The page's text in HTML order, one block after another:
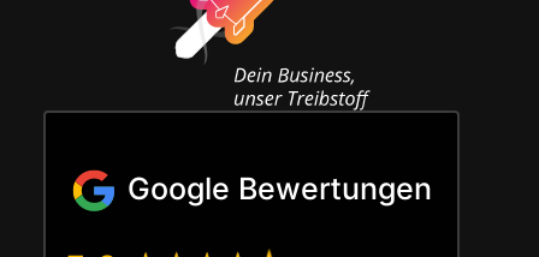
Google Bewertungen